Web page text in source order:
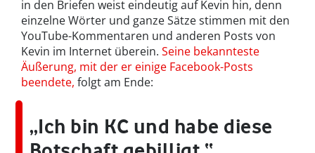
in den Briefen weist eindeutig auf Kevin hin, denn
einzelne Wörter und ganze Sätze stimmen mit den
YouTube-Kommentaren und anderen Posts von
Kevin im Internet überein. Seine bekannteste
Äußerung, mit der er einige Facebook-Posts
beendete, folgt am Ende:
„Ich bin KC und habe diese